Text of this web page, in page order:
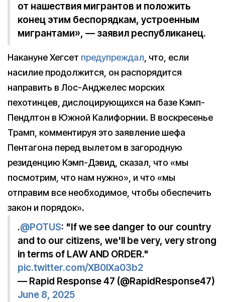
от нашествия мигрантов и положить
конец этим беспорядкам, устроенным
мигрантами», — заявил республиканец.
Накануне Хегсет предупреждал, что, если
насилие продолжится, он распорядится
направить в Лос-Анджелес морских
пехотинцев, дислоцирующихся на базе Кэмп-
Пендлтон в Южной Калифорнии. В воскресенье
Трамп, комментируя это заявление шефа
Пентагона перед вылетом в загородную
резиденцию Кэмп-Дэвид, сказал, что «мы
посмотрим, что нам нужно», и что «мы
отправим все необходимое, чтобы обеспечить
закон и порядок».
.@POTUS: "If we see danger to our country
and to our citizens, we'll be very, very strong
in terms of LAW AND ORDER."
pic.twitter.com/XB0lXa03b2
— Rapid Response 47 (@RapidResponse47)
June 8, 2025